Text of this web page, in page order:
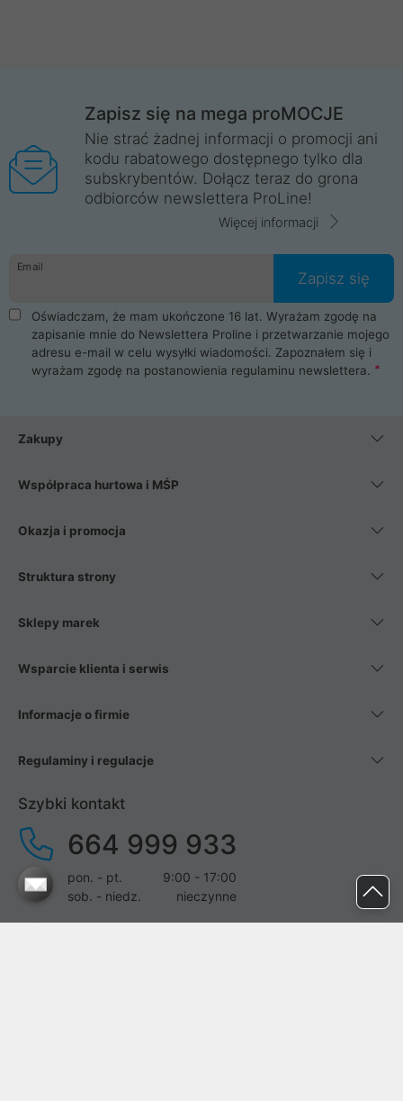
Zapisz się na mega proMOCJE
Nie strać żadnej informacji o promocji ani
kodu rabatowego dostępnego tylko dla
subskrybentów. Dołącz teraz do grona
odbiorców newslettera ProLine!
Więcej informacji
Email
Zapisz się
Oświadczam, że mam ukończone 16 lat. Wyrażam zgodę na
zapisanie mnie do Newslettera Proline i przetwarzanie mojego
adresu e-mail w celu wysyłki wiadomości. Zapoznałem się i
wyrażam zgodę na postanowienia regulaminu newslettera.
Zakupy
Współpraca hurtowa i MŚP
Okazja i promocja
Struktura strony
Sklepy marek
Wsparcie klienta i serwis
Informacje o firmie
Regulaminy i regulacje
Szybki kontakt
664 999 933
pon. - pt.
9:00 - 17:00
sob. - niedz.
nieczynne